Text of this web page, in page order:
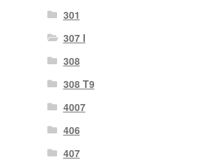
301
307 I
308
308 T9
4007
406
407